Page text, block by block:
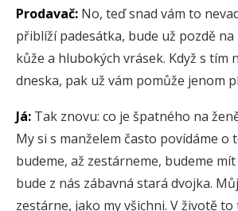
Prodavač: No, teď snad vám to
přiblíží padesátka, bude už pozdě
kůže a hlubokých vrásek. Když s tím
dneska, pak už vám pomůže jenom
Já: Tak znovu: co je špatného na
My si s manželem často povídáme o
budeme, až zestárneme, budeme
bude z nás zábavná stará dvojka.
zestárne, jako my všichni. V životě to